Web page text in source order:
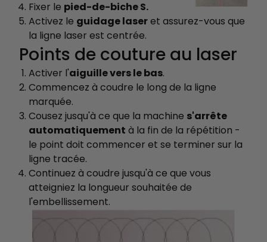
Fixer le pied-de-biche S.
Activez le guidage laseret assurez-vous que
la ligne laser est centrée.
Points de couture au laser
Activer l'aiguille vers le bas.
Commencez à coudre le long de la ligne
marquée.
Cousez jusqu'à ce que la machine s'arrête
automatiquement à la fin de la répétition -
le point doit commencer et se terminer sur la
ligne tracée.
Continuez à coudre jusqu'à ce que vous
atteigniez la longueur souhaitée de
l'embellissement.